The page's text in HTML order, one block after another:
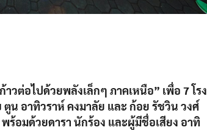
าวต่อไปด้วยพลังเล็กๆ ภาคเหนือ” เพื่อ 7 โรง
น อาทิวราห์ คงมาลัย และ ก้อย รัชวิน วงศ์
ร้อมด้วยดารา นักร้อง และผู้มีชื่อเสียง อาทิ